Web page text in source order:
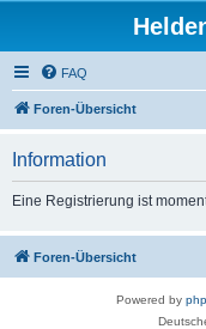
FAQ
Foren-Übersicht
Information
Eine Registrierung ist
Foren-Übersicht
Powered by